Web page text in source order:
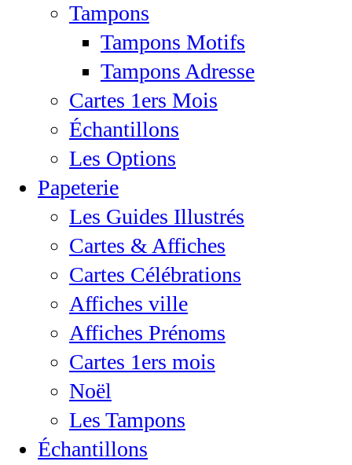
Tampons
Tampons Motifs
Tampons Adresse
Cartes 1ers Mois
Échantillons
Les Options
Papeterie
Les Guides Illustrés
Cartes & Affiches
Cartes Célébrations
Affiches ville
Affiches Prénoms
Cartes 1ers mois
Noël
Les Tampons
Échantillons